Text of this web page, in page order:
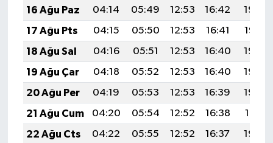
16 Ağu Paz
04:14 05:49 12:53 16:42
19:48
17 Ağu Pts
04:15 05:50 12:53 16:41
19:47
18 Ağu Sal
04:16 05:51 12:53 16:40
19:45
19 Ağu Çar
04:18 05:52 12:53 16:40
19:44
20 Ağu Per
04:19 05:53 12:53 16:39
19:43
21 Ağu Cum
04:20 05:54 12:52 16:38
19:41
22 Ağu Cts
04:22 05:55 12:52 16:37
19:40